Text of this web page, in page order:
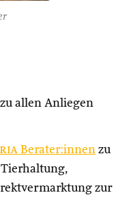
allen Anliegen
Berater:innen zu
zur